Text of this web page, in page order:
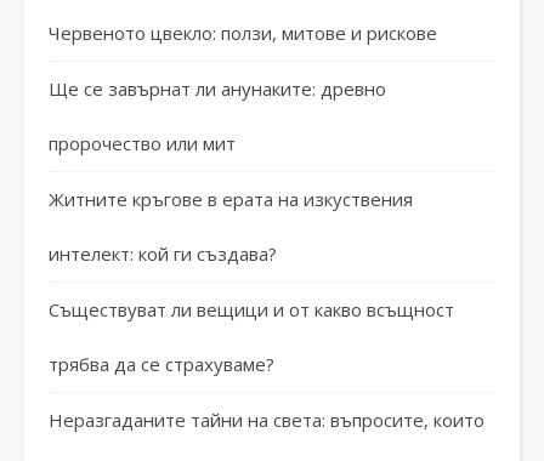
Червеното цвекло: ползи, митове и рискове
Ще се завърнат ли анунаките: древно
пророчество или мит
Житните кръгове в ерата на изкуствения
интелект: кой ги създава?
Съществуват ли вещици и от какво всъщност
трябва да се страхуваме?
Неразгаданите тайни на света: въпросите, които